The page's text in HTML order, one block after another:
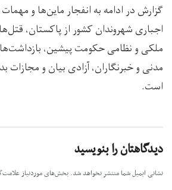
گزارش در ادامه به انفجار ماین‌ها و
اجباری شهروندان کشور از پاکستان،
ملکی و نظامی حکومت پیشین،
مدنی و خبرنگاران، آزادی بیان و مجازات
است.
دیدگاهتان را بنویسید
نشانی ایمیل شما منتشر نخواهد شد. بخش‌های موردنیاز